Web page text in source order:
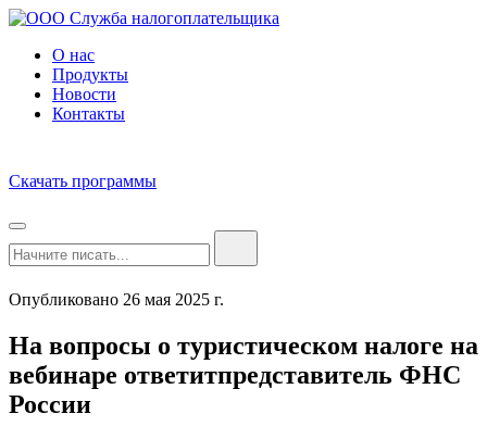
О нас
Продукты
Новости
Контакты
Скачать программы
Опубликовано 26 мая 2025 г.
На вопросы о туристическом налоге на
вебинаре ответитпредставитель ФНС
России